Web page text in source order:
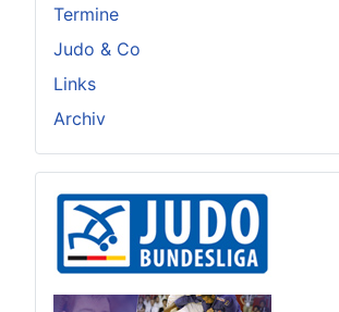
Termine
Judo & Co
Links
Archiv